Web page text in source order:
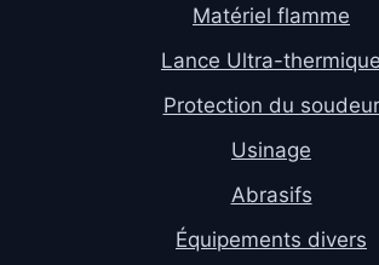
Matériel flamme
Lance Ultra-thermique
Protection du soudeur
Usinage
Abrasifs
Équipements divers